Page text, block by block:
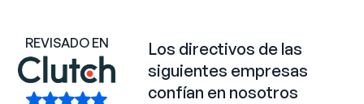
REVISADO EN
Los directivos de las
siguientes empresas
confían en nosotros